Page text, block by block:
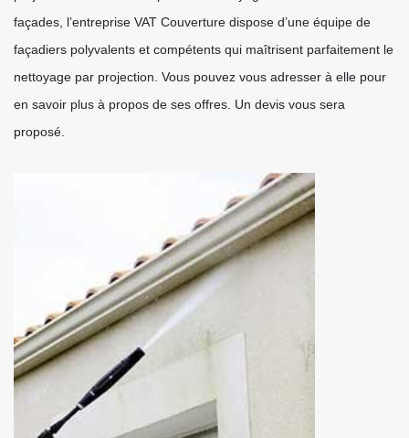
façades, l’entreprise VAT Couverture dispose d’une équipe de
façadiers polyvalents et compétents qui maîtrisent parfaitement le
nettoyage par projection. Vous pouvez vous adresser à elle pour
en savoir plus à propos de ses offres. Un devis vous sera
proposé.